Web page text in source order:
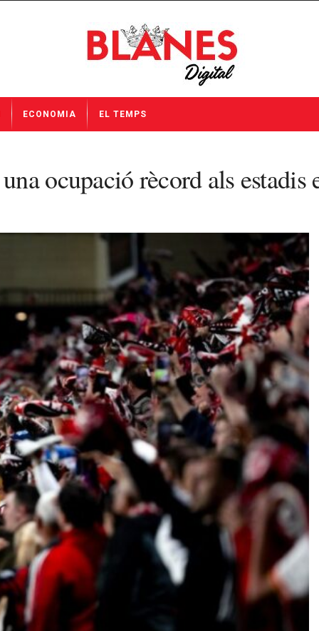
ECONOMIA EL TEMPS
ocupació rècord als estadis